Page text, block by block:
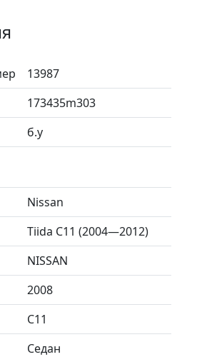
13987
173435m303
б.у
Nissan
Tiida C11 (2004—2012)
NISSAN
2008
C11
Седан